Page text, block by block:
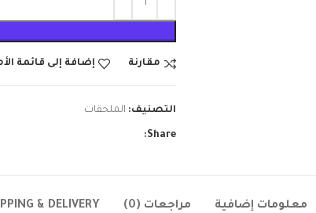
مقارنة إضافة إلى قائمة
التصنيف: الملحقات
Share:
معلومات إضافية مراجعات (0) & DELIVERY